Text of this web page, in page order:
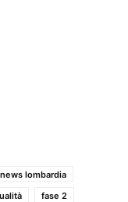
news lombardia
fase 2